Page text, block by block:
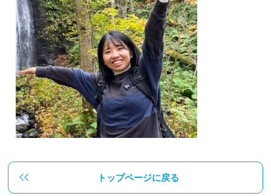
トップページに戻る